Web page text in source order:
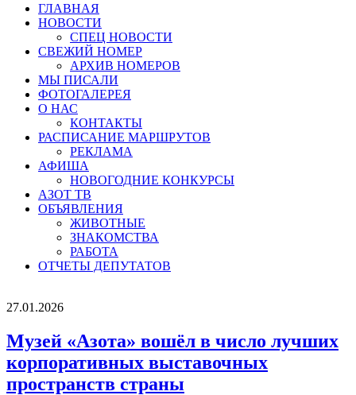
ГЛАВНАЯ
НОВОСТИ
СПЕЦ НОВОСТИ
СВЕЖИЙ НОМЕР
АРХИВ НОМЕРОВ
МЫ ПИСАЛИ
ФОТОГАЛЕРЕЯ
О НАС
КОНТАКТЫ
РАСПИСАНИЕ МАРШРУТОВ
РЕКЛАМА
АФИША
НОВОГОДНИЕ КОНКУРСЫ
АЗОТ ТВ
ОБЪЯВЛЕНИЯ
ЖИВОТНЫЕ
ЗНАКОМСТВА
РАБОТА
ОТЧЕТЫ ДЕПУТАТОВ
27.01.2026
Музей «Азота» вошёл в число лучших
корпоративных выставочных
пространств страны